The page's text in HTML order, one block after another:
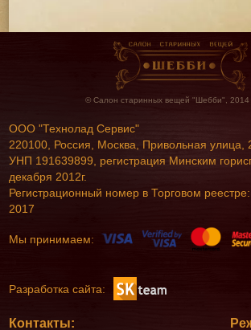
© Салон старинных вещей "Шебби", 2014
ООО "Технолад Сервис"
220100, Россия, Москва, Привольная улица,
УНП 191639899, регистрация Минским
декабря 2012г.
Регистрационный номер в Торговом
2017
Мы принимаем:
Разработка сайта:
Контакты: